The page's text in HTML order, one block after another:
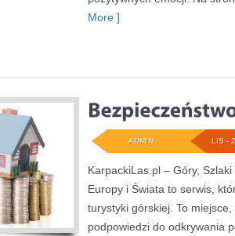
More ]
LIS -
ADMIN
KarpackiLas.pl – Góry,
Europy i Świata to serwis,
turystyki górskiej. To
podpowiedzi do odkrywania